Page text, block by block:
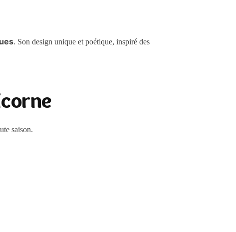
. Son design unique et poétique, inspiré des
saison.